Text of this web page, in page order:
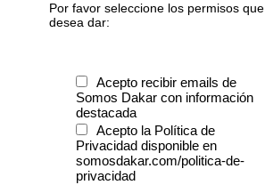
Por favor seleccione los permisos que
desea dar:
Acepto recibir emails de
Somos Dakar con información
destacada
Acepto la Política de
Privacidad disponible en
somosdakar.com/politica-de-
privacidad